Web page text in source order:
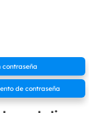
contraseña
de contraseña